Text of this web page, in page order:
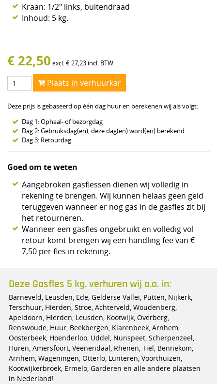
Kraan: 1/2" links, buitendraad
Inhoud: 5 kg.
€ 22,50 excl. €27,23 incl. BTW
Plaats in verhuurkar
Deze prijs is gebaseerd op één dag huur en berekenen wij als volgt:
Dag 1: Ophaal- of bezorgdag
Dag 2: Gebruiksdag(en), deze dag(en) word(en) berekend
Dag 3: Retourdag
Goed om te weten
Aangebroken gasflessen dienen wij volledig in
rekening te brengen. Wij kunnen helaas geen geld
teruggeven wanneer er nog gas in de gasfles zit bij
het retourneren.
Wanneer een gasfles ongebruikt en volledig vol
retour komt brengen wij een handling fee van €
7,50 per fles in rekening.
Deze Gasfles 5 kg. verhuren wij o.a. in:
Barneveld, Leusden, Ede, Gelderse Vallei, Putten, Nijkerk,
Terschuur, Hierden, Stroe, Achterveld, Woudenberg,
Apeldoorn, Hierden, Leusden, Kootwijk, Overberg,
Renswoude, Huur, Beekbergen, Klarenbeek, Arnhem,
Oosterbeek, Hoenderloo, Uddel, Nunspeet, Scherpenzeel,
Huren, Amersfoort, Veenendaal, Rhenen, Tiel, Bennekom,
Arnhem, Wageningen, Otterlo, Lunteren, Voorthuizen,
Kootwijkerbroek, Ermelo, Garderen en alle andere plaatsen
in Nederland!